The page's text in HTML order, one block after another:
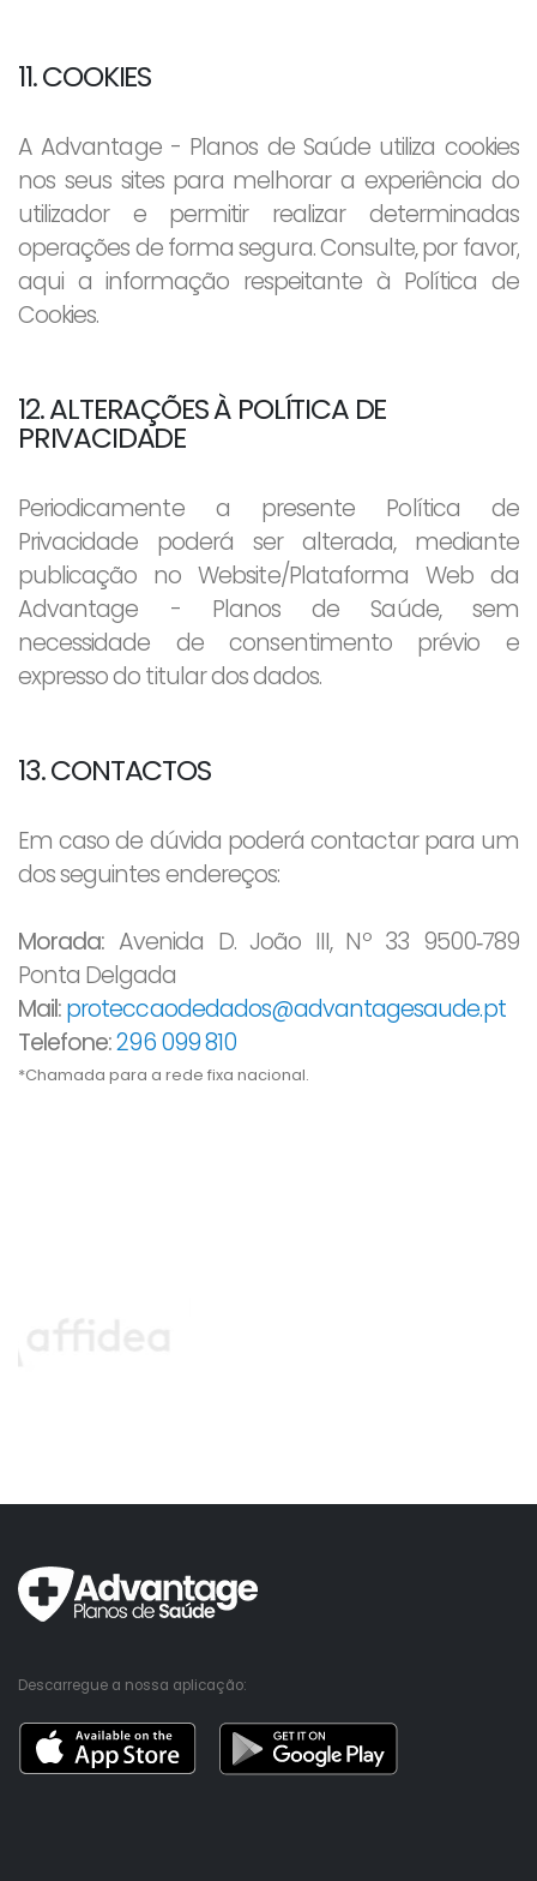
11. COOKIES
A Advantage - Planos de Saúde utiliza cookies
nos seus sites para melhorar a experiência do
utilizador e permitir realizar determinadas
operações de forma segura. Consulte, por favor,
aqui a informação respeitante à Política de
Cookies.
12. ALTERAÇÕES À POLÍTICA DE
PRIVACIDADE
Periodicamente a presente Política de
Privacidade poderá ser alterada, mediante
publicação no Website/Plataforma Web da
Advantage - Planos de Saúde, sem
necessidade de consentimento prévio e
expresso do titular dos dados.
13. CONTACTOS
Em caso de dúvida poderá contactar para um
dos seguintes endereços:
Morada: Avenida D. João III, Nº 33 9500‐789
Ponta Delgada
Mail:proteccaodedados@advantagesaude.pt
Telefone:296 099 810
*Chamada para a rede fixa nacional.
Descarregue a nossa aplicação: